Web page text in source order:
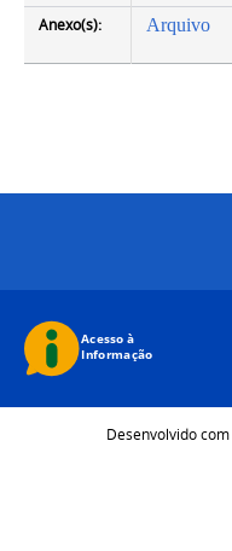
Anexo(s):
Arquivo
Desenvolvido